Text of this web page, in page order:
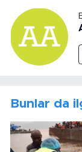
Bunlar da